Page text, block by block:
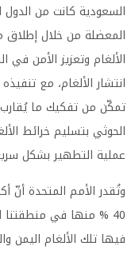
السعودية كانت من
المعضلة من خلال إطلاق
الألغام وتعزيز الأمن
انتشار الألغام، مع
تمكّن من تفكيك ما
الحوثي بتسليم خرائط
عملية التطهير بشكل
40 % منها في منطقتنا
فيها تلك الألغام اليمن